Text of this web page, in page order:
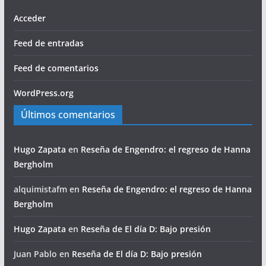
Acceder
Feed de entradas
Feed de comentarios
WordPress.org
Últimos comentarios
Hugo Zapata en Reseña de Engendro: el regreso de Hanna
Bergholm
alquimistafmen Reseña de Engendro: el regreso de Hanna
Bergholm
Hugo Zapata en Reseña de El día D: Bajo presión
Juan Pablo en Reseña de El día D: Bajo presión